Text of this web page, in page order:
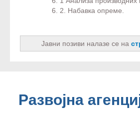
2. Набавка опреме.
Јавни позиви налазе се на
Развојна